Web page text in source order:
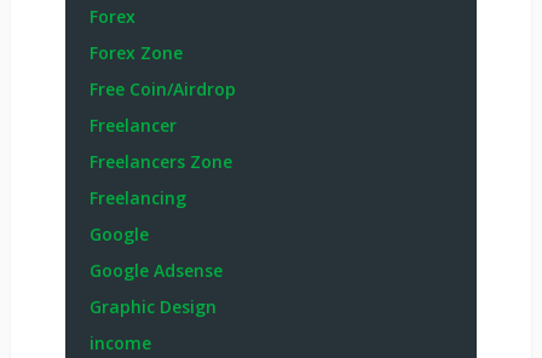
Forex
Forex Zone
Free Coin/Airdrop
Freelancer
Freelancers Zone
Freelancing
Google
Google Adsense
Graphic Design
income